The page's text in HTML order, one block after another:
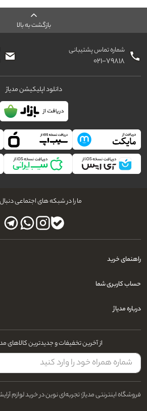
بازگشت به بالا
شماره تماس پشتیبانی
۰۲۱-۷۹۸۱۸
دانلود اپلیکیشن مدیاژ
ما را در شبکه های اجتماعی
راهنمای خرید
حساب کاربری شما
درباره مدیاژ
از آخرین تخفیفات و جدیدترین کالاهای
فروشگاه اینترنتی مدیاژ؛ تجربه‌ای نوین در خرید لوازم